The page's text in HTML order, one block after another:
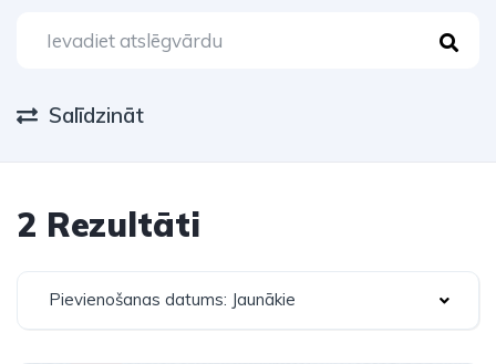
Salīdzināt
2 Rezultāti
Pievienošanas datums: Jaunākie